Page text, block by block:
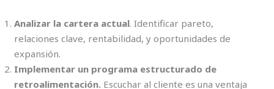
Analizar la cartera actual. Identificar pareto,
relaciones clave, rentabilidad, y oportunidades de
expansión.
Implementar un programa estructurado de
retroalimentación. Escuchar al cliente es una ventaja